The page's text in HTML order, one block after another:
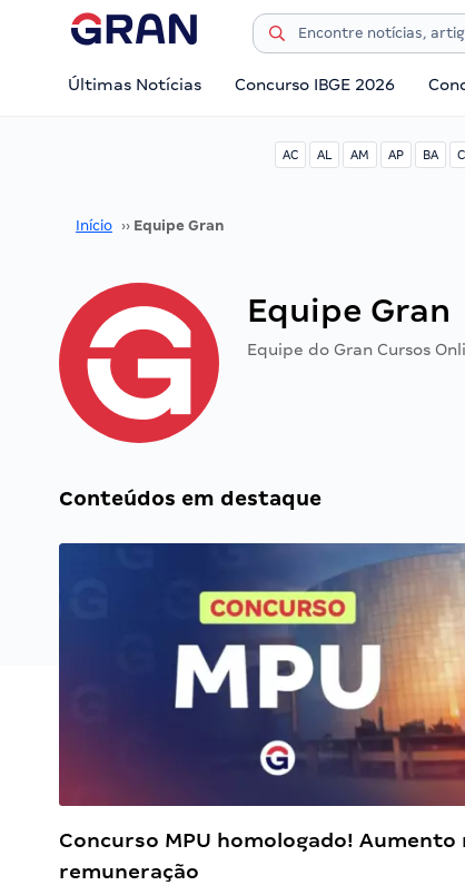
Últimas Notícias Concurso IBGE 2026
AC AL AM AP BA
Início ›› Equipe Gran
Equipe Gran
Equipe do Gran Cursos
Conteúdos em destaque
Concurso MPU homologado! Aumento
remuneração